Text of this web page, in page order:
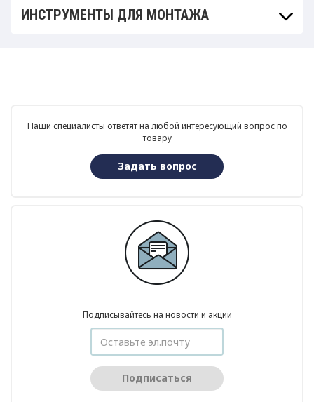
ИНСТРУМЕНТЫ ДЛЯ МОНТАЖА
Наши специалисты ответят на любой интересующий вопрос по
товару
Задать вопрос
Подписывайтесь на новости и акции
Подписаться